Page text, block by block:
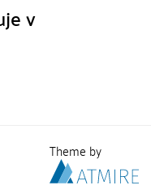
v
Theme by